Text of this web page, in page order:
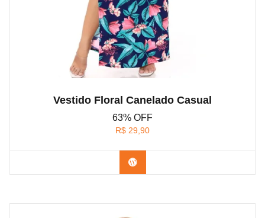
Vestido Floral Canelado Casual
63% OFF
R$ 29,90
Confira na Shopee